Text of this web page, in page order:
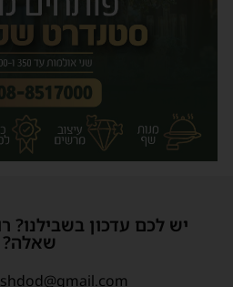
יש לכם עדכון בשבילנו?
שאלה?